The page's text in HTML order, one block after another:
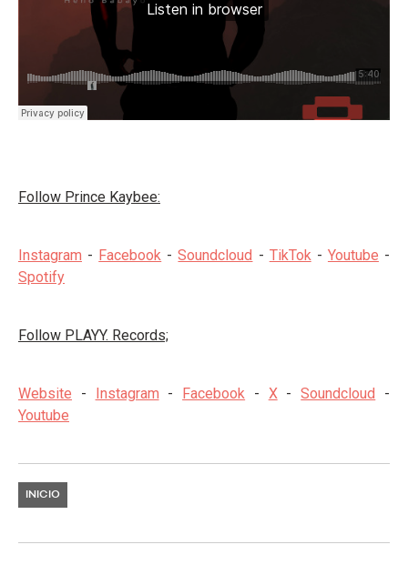
Follow Prince Kaybee:
Instagram - Facebook -Soundcloud - TikTok- Youtube -
Spotify
Follow PLAYY. Records;
Website - Instagram - Facebook - X-Soundcloud -
Youtube
INICIO